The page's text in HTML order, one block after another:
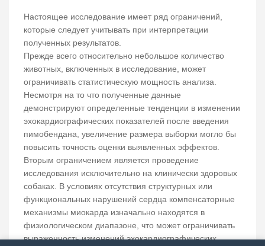
Настоящее исследование имеет ряд ограничений,
которые следует учитывать при интерпретации
полученных результатов.
Прежде всего относительно небольшое количество
животных, включенных в исследование, может
ограничивать статистическую мощность анализа.
Несмотря на то что полученные данные
демонстрируют определенные тенденции в изменении
эхокардиографических показателей после введения
пимобендана, увеличение размера выборки могло бы
повысить точность оценки выявленных эффектов.
Вторым ограничением является проведение
исследования исключительно на клинически здоровых
собаках. В условиях отсутствия структурных или
функциональных нарушений сердца компенсаторные
механизмы миокарда изначально находятся в
физиологическом диапазоне, что может ограничивать
выраженность изменений эхокардиографических